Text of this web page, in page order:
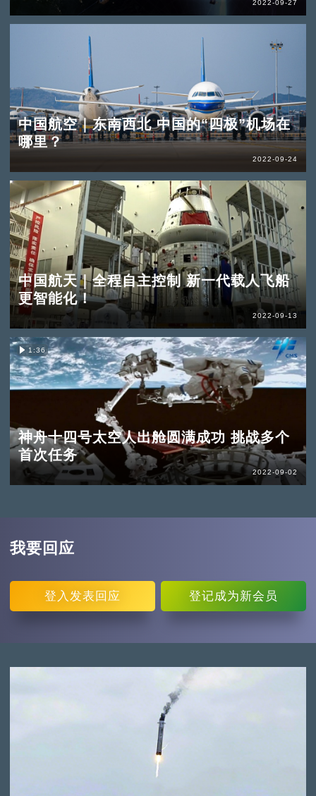
2022-09-27
中国航空｜东南西北 中国的“四极”机场在
哪里？
2022-09-24
中国航天｜全程自主控制 新一代载人飞船
更智能化！
2022-09-13
1:36
神舟十四号太空人出舱圆满成功 挑战多个
首次任务
2022-09-02
我要回应
登入 发表回应 登记成为新会员